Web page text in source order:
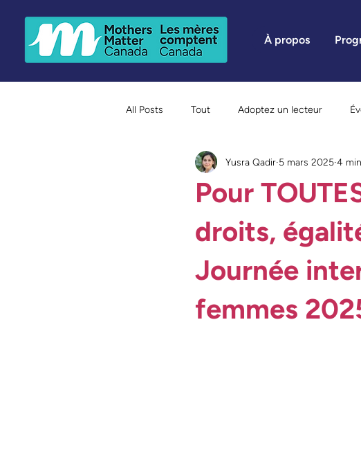
À propos
All Posts Tout Adoptez un lecteur
Immigration Welcome Week Semaine
Notre personnel en vedette Histoires
Pour
droits,
Journée
femmes
Yusra Qadir 5 mars 2025 4